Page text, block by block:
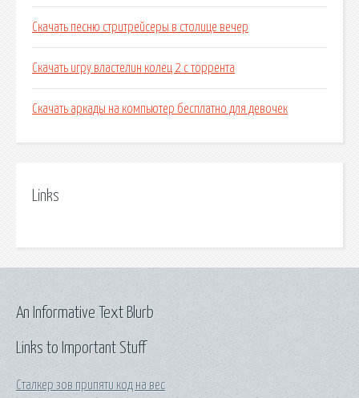
Скачать песню стритрейсеры в столице вечер
Скачать игру властелин колец 2 с торрента
Скачать аркады на компьютер бесплатно для девочек
Links
Links to Important Stuff
Сталкер зов припяти код на вес
An Informative Text Blurb